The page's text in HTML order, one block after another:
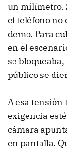
un milímetro.
el teléfono no
demo. Para
en el
se
público se
A esa tensión
exigencia
cámara
en pantalla.